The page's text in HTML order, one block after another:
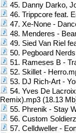
45. Danny Darko,
46. Trippcore feat.
47. Xe-None -
48. Menderes -
49. Sied Van Riel
50. Pegboard
51. Rameses B -
52. Skillet -
53. DJ Rich-Art -
54. Yves De
Remix).mp3 (18.13
55. Phrenik - Stay
56. Custom
57. Celldweller -